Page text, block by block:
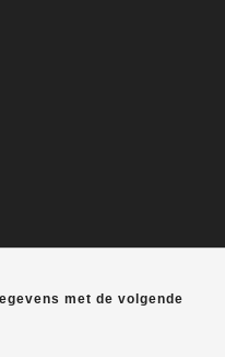
met de volgende